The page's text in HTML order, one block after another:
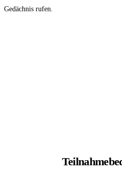
Gedächnis rufen.